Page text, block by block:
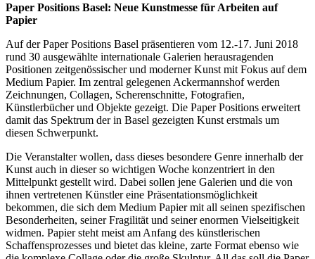
Paper Positions Basel: Neue Kunstmesse für Arbeiten auf
Papier
Auf der Paper Positions Basel präsentieren vom 12.-17. Juni 2018
rund 30 ausgewählte internationale Galerien herausragenden
Positionen zeitgenössischer und moderner Kunst mit Fokus auf dem
Medium Papier. Im zentral gelegenen Ackermannshof werden
Zeichnungen, Collagen, Scherenschnitte, Fotografien,
Künstlerbücher und Objekte gezeigt. Die Paper Positions erweitert
damit das Spektrum der in Basel gezeigten Kunst erstmals um
diesen Schwerpunkt.
Die Veranstalter wollen, dass dieses besondere Genre innerhalb der
Kunst auch in dieser so wichtigen Woche konzentriert in den
Mittelpunkt gestellt wird. Dabei sollen jene Galerien und die von
ihnen vertretenen Künstler eine Präsentationsmöglichkeit
bekommen, die sich dem Medium Papier mit all seinen spezifischen
Besonderheiten, seiner Fragilität und seiner enormen Vielseitigkeit
widmen. Papier steht meist am Anfang des künstlerischen
Schaffensprozesses und bietet das kleine, zarte Format ebenso wie